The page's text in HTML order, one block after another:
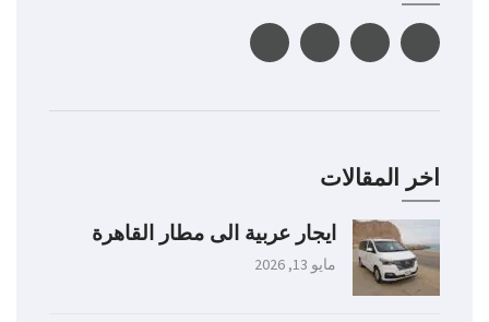
اخر المقالات
ايجار عربية الى مطار القاهرة
مايو 13, 2026